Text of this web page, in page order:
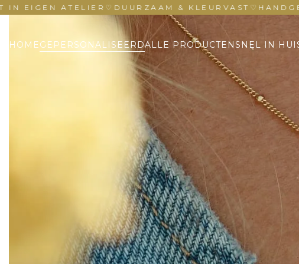
ATELIER ♡DUURZAAM & KLEURVAST♡
HOMEGEPERSONALISEERDALLE PRODUCTENSNEL IN